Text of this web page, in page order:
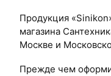
Продукция
магазина
Москве и
Прежде чем